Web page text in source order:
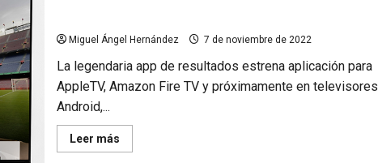
Miguel Ángel Hernández 7 de noviembre de 2022
La legendaria app de resultados estrena aplicación para
AppleTV, Amazon Fire TV y próximamente en televisores
Android,...
Leer másLeer
más